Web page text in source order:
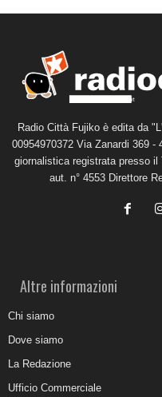
Radio Città Fujiko è edita da
00954970372 Via Zanardi 369
giornalistica registrata presso il
aut. n° 4553 Direttore
Altre informazioni
Chi siamo
Dove siamo
La Redazione
Ufficio Commerciale